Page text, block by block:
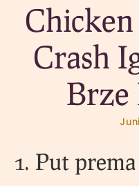
Crash
Brze
1. Put